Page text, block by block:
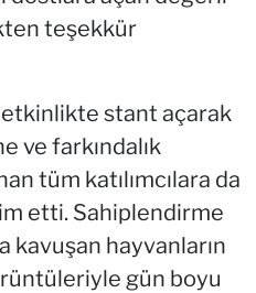
teşekkür
etkinlikte stant açarak
ve farkındalık
tüm katılımcılara da
etti. Sahiplendirme
kavuşan hayvanların
gün boyu